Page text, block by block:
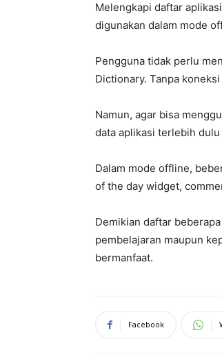
Melengkapi daftar
digunakan dalam mode
Pengguna tidak perlu
Dictionary. Tanpa
Namun, agar bisa
data aplikasi terlebih dulu
Dalam mode offline,
of the day widget,
Demikian daftar
pembelajaran maupun
bermanfaat.
Facebook